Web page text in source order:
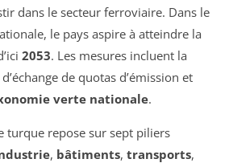
dans le secteur ferroviaire. Dans le
le pays aspire à atteindre la
2053. Les mesures incluent la
de quotas d’émission et
verte nationale.
turque repose sur sept piliers
, bâtiments, transports,